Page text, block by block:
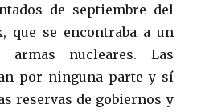
de septiembre del
que se encontraba a un
nucleares. Las
por ninguna parte y sí
reservas de gobiernos y